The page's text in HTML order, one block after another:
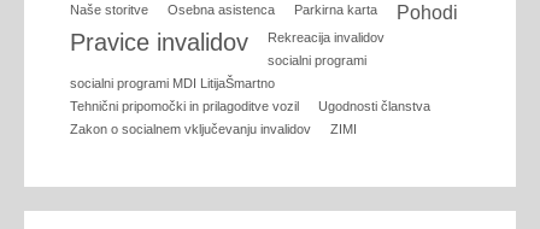
Naše storitve Osebna asistenca Parkirna karta Pohodi
Pravice invalidov
Rekreacija invalidov
socialni programi
socialni programi MDI LitijaŠmartno
Tehnični pripomočki in prilagoditve vozil
Ugodnosti članstva
Zakon o socialnem vključevanju invalidov
ZIMI